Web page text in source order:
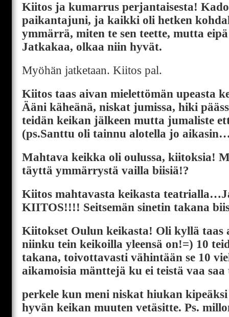
Kiitos ja kumarrus perjantaisesta!
paikantajuni, ja kaikki oli hetken
ymmärrä, miten te sen teette, mutta
Jatkakaa, olkaa niin hyvät.
Myöhän jatketaan. Kiitos pal.
Kiitos taas aivan mielettömän upeasta
Ääni käheänä, niskat jumissa, hiki
teidän keikan jälkeen mutta jumaliste
(ps.Santtu oli tainnu alotella jo
Mahtava keikka oli oulussa, kiitoksia!
täyttä ymmärrystä vailla biisiä!?
Kiitos mahtavasta keikasta
KIITOS!!!! Seitsemän sinetin takana
Kiitokset Oulun keikasta! Oli kyllä taas
niinku tein keikoilla yleensä on!=) 10
takana, toivottavasti vähintään se 10
aikamoisia mänttejä ku ei teistä vaa saa
perkele kun meni niskat hiukan
hyvän keikan muuten vetäsitte. Ps.